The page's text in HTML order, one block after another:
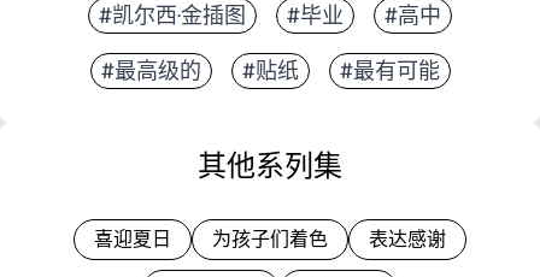
#凯尔西·金插图 #毕业 #高中
#最高级的 #贴纸 #最有可能
其他系列集
喜迎夏日 为孩子们着色 表达感谢